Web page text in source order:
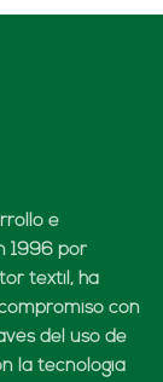
e
1996 por
textil, ha
con
del uso de
la tecnología